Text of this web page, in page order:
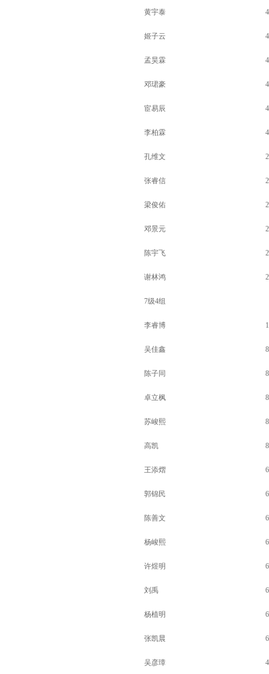
黄宇泰 4
姬子云 4
孟昊霖 4
邓珺豪 4
宦易辰 4
李柏霖 4
孔维文 2
张睿信 2
梁俊佑 2
邓景元 2
陈宇飞 2
谢林鸿 2
7级4组
李睿博
吴佳鑫 8
陈子同 8
卓立枫 8
苏峻熙 8
高凯 8
王添熠 6
郭锦民 6
陈善文 6
杨峻熙 6
许煜明 6
刘禹 6
杨植明 6
张凯晨 6
吴彦璋 4